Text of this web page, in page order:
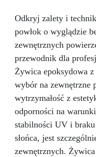
Odkryj zalety i
powłok o wyglądzie
zewnętrznych
przewodnik dla
Żywica epoksydowa
wybór na zewnętrzne
wytrzymałość z
odporności na
stabilności UV i
słońca, jest
zewnętrznych.